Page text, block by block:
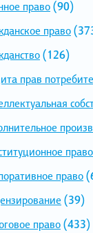
право(90)
право
(126)
прав
право
право
(39)
право(433)